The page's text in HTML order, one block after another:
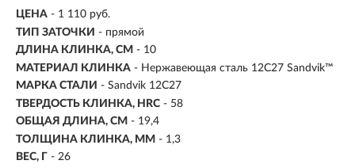
ЦЕНА - 1 110 руб.
ТИП ЗАТОЧКИ - прямой
ДЛИНА КЛИНКА, СМ - 10
МАТЕРИАЛ КЛИНКА - Нержавеющая сталь 12С27 Sandvik™
МАРКА СТАЛИ - Sandvik 12C27
ТВЕРДОСТЬ КЛИНКА, HRC - 58
ОБЩАЯ ДЛИНА, СМ - 19,4
ТОЛЩИНА КЛИНКА, ММ - 1,3
ВЕС, Г - 26